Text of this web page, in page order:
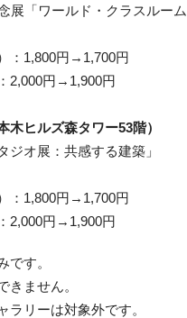
展「ワールド・クラスルー
：1,800円→1,700円
2,000円→1,900円
ヒルズ森タワー53階）
ジオ展：共感する建築」
：1,800円→1,700円
2,000円→1,900円
す。
ません。
リーは対象外です。